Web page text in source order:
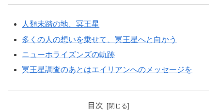
人類未踏の地、冥王星
多くの人の想いを乗せて、冥王星へと向かう
ニューホライズンズの軌跡
冥王星調査のあとはエイリアンへのメッセージを
目次